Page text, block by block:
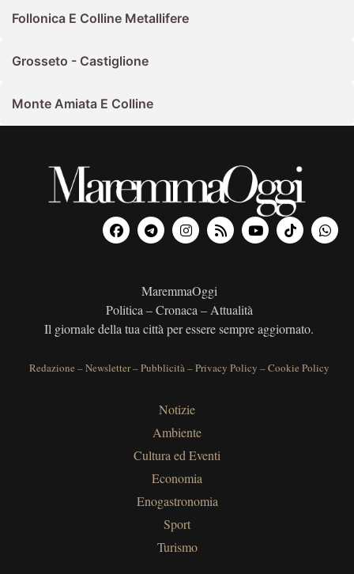
Follonica E Colline Metallifere
Grosseto - Castiglione
Monte Amiata E Colline
MaremmaOggi
Politica – Cronaca – Attualità
Il giornale della tua città per essere sempre aggiornato.
Redazione –Newsletter–Pubblicità–Privacy Policy –Cookie Policy
Notizie
Ambiente
Cultura ed Eventi
Economia
Enogastronomia
Sport
Turismo